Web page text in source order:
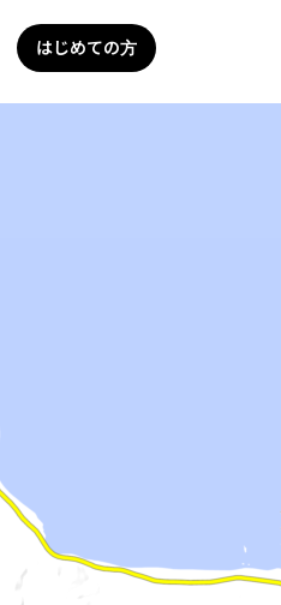
はじめての方